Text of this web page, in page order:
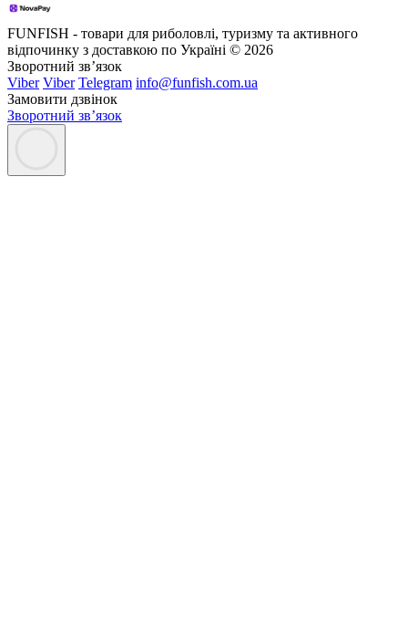
FUNFISH - товари для риболовлі, туризму та активного
відпочинку з доставкою по Україні © 2026
Зворотний зв’язок
Viber Viber Telegram info@funfish.com.ua
Замовити дзвінок
Зворотний зв’язок